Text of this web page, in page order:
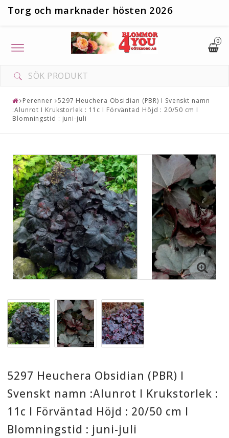
Torg och marknader hösten 2026
0
Toggle
navigation
Perenner
5297 Heuchera Obsidian (PBR) I Svenskt namn
:Alunrot I Krukstorlek : 11c I Förväntad Höjd : 20/50 cm I
Blomningstid : juni-juli
5297 Heuchera Obsidian (PBR) I
Svenskt namn :Alunrot I Krukstorlek :
11c I Förväntad Höjd : 20/50 cm I
Blomningstid : juni-juli